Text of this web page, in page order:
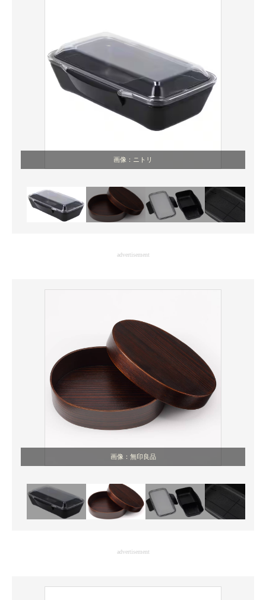
進化するPCとデバイスの未来
好きが集まる 比べて選べる
ビジネスと働き方のヒント
経営リーダーのコミュニティ
マーケ×ITの今がよく分かる
ITエンジニア向け専門サイト
製造業のIT導入・活用を支援
エレクトロニクス専門サイト
電子設計の基本と応用
エネルギーの専門メディア
建設×テクノロジーの最前線
画像：ニトリ
advertisement
画像：無印良品
advertisement